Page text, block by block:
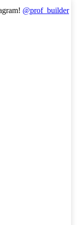
@prof_builder